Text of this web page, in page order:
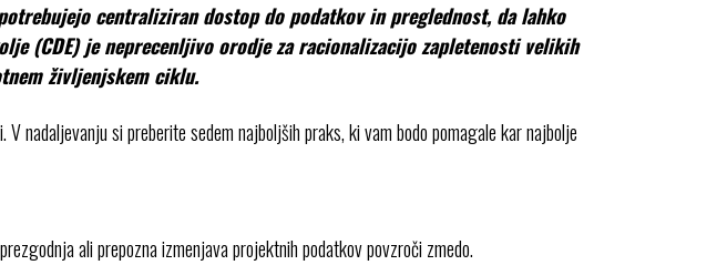
centraliziran dostop do podatkov in preglednost, da lahko
(CDE) je neprecenljivo orodje za racionalizacijo zapletenosti velikih
življenjskem ciklu.
nadaljevanju si preberite sedem najboljših praks, ki vam bodo pomagale kar najbolje
ali prepozna izmenjava projektnih podatkov povzroči zmedo.